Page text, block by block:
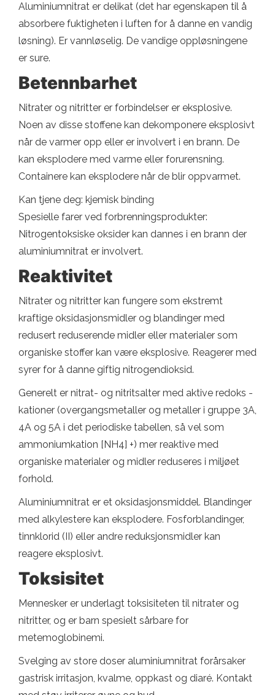
Aluminiumnitrat er delikat (det har egenskapen til å
absorbere fuktigheten i luften for å danne en vandig
løsning). Er vannløselig. De vandige oppløsningene
er sure.
Betennbarhet
Nitrater og nitritter er forbindelser er eksplosive.
Noen av disse stoffene kan dekomponere eksplosivt
når de varmer opp eller er involvert i en brann. De
kan eksplodere med varme eller forurensning.
Containere kan eksplodere når de blir oppvarmet.
Kan tjene deg: kjemisk binding
Spesielle farer ved forbrenningsprodukter:
Nitrogentoksiske oksider kan dannes i en brann der
aluminiumnitrat er involvert.
Reaktivitet
Nitrater og nitritter kan fungere som ekstremt
kraftige oksidasjonsmidler og blandinger med
redusert reduserende midler eller materialer som
organiske stoffer kan være eksplosive. Reagerer med
syrer for å danne giftig nitrogendioksid.
Generelt er nitrat- og nitritsalter med aktive redoks -
kationer (overgangsmetaller og metaller i gruppe 3A,
4A og 5A i det periodiske tabellen, så vel som
ammoniumkation [NH4] +) mer reaktive med
organiske materialer og midler reduseres i miljøet
forhold.
Aluminiumnitrat er et oksidasjonsmiddel. Blandinger
med alkylestere kan eksplodere. Fosforblandinger,
tinnklorid (II) eller andre reduksjonsmidler kan
reagere eksplosivt.
Toksisitet
Mennesker er underlagt toksisiteten til nitrater og
nitritter, og er barn spesielt sårbare for
metemoglobinemi.
Svelging av store doser aluminiumnitrat forårsaker
gastrisk irritasjon, kvalme, oppkast og diaré. Kontakt